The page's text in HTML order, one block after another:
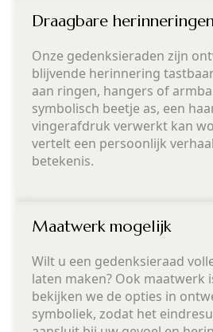
Draagbare
Onze gedenksieraden zijn
blijvende herinnering
aan ringen, hangers of
symbolisch beetje as, een
vingerafdruk verwerkt kan
vertelt een persoonlijk
betekenis.
Maatwerk mogelijk
Wilt u een gedenksieraad
laten maken? Ook maatwerk
bekijken we de opties in
symboliek, zodat het